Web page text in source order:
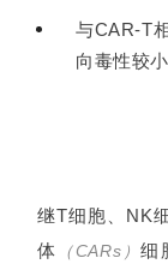
与CAR-T
向毒性较小
继T细胞、NK
体 （CARs）细